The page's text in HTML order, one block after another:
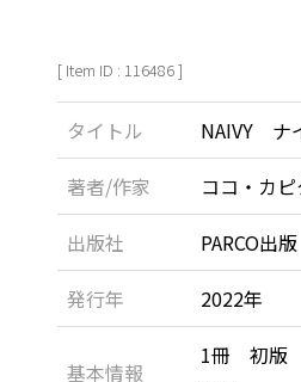
[ Item ID : 116486 ]
タイトル
NAIVY ナ
著者/作家
ココ・カ
出版社
PARCO出版
発行年
2022年
基本情報
1冊 初版